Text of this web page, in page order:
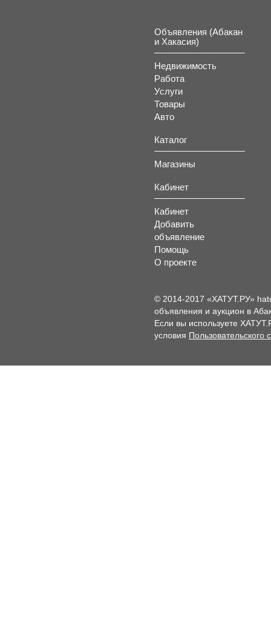
Объявления (Абакан
и Хакасия)
Недвижимость
Работа
Услуги
Товары
Авто
Каталог
Магазины
Кабинет
Кабинет
Добавить
объявление
Помощь
О проекте
© 2014-2017 «ХАТУТ.РУ»
объявления и аукцион в
Если вы используете
условия Пользовательского